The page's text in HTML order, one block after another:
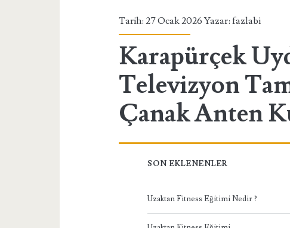
Tarih: 27 Ocak 2026 Yazar:fazlabi
Karapürçek
Televizyon
Çanak Anten
SON EKLENENLER
Uzaktan Fitness Eğitimi Nedir ?